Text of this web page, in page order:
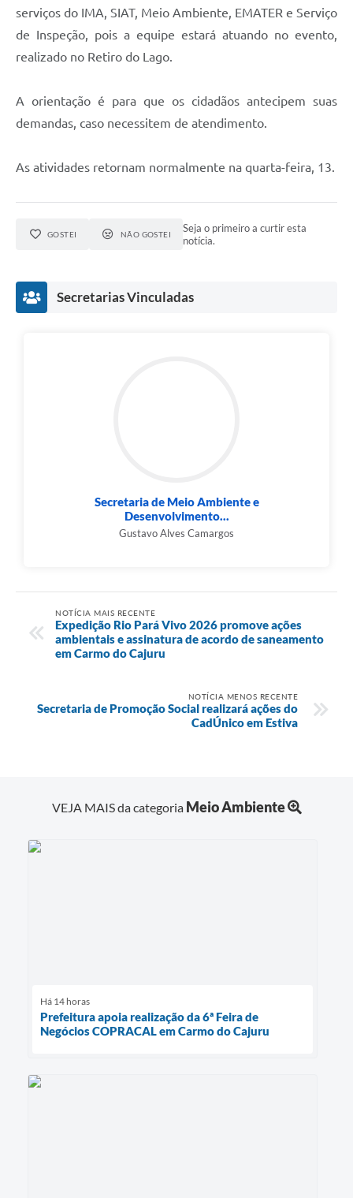
serviços do IMA, SIAT, Meio Ambiente, EMATER e Serviço
de Inspeção, pois a equipe estará atuando no evento,
realizado no Retiro do Lago.
A orientação é para que os cidadãos antecipem suas
demandas, caso necessitem de atendimento.
As atividades retornam normalmente na quarta-feira, 13.
GOSTEI NÃO GOSTEI
Seja o primeiro a curtir esta
notícia.
Secretarias Vinculadas
Secretaria de Meio Ambiente e
Desenvolvimento...
Gustavo Alves Camargos
NOTÍCIA MAIS RECENTE
Expedição Rio Pará Vivo 2026 promove ações
ambientais e assinatura de acordo de saneamento
em Carmo do Cajuru
NOTÍCIA MENOS RECENTE
Secretaria de Promoção Social realizará ações do
CadÚnico em Estiva
VEJA MAIS da categoria Meio Ambiente
Há 14 horas
Prefeitura apoia realização da 6ª Feira de
Negócios COPRACAL em Carmo do Cajuru